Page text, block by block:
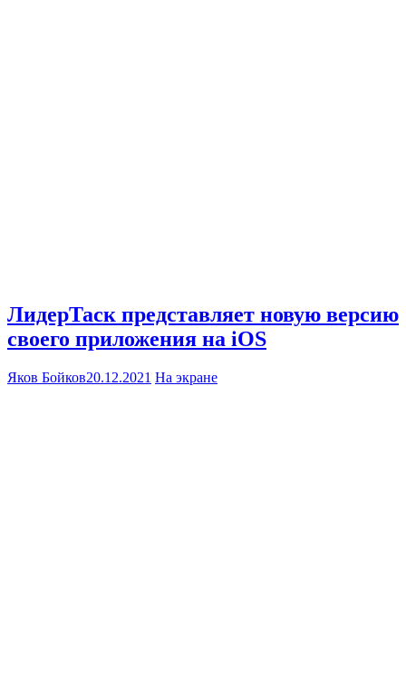
ЛидерТаск представляет новую версию
своего приложения на iOS
Яков Бойков20.12.2021 На экране